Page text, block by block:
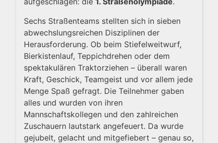
Sechs Straßenteams stellten sich in sieben
abwechslungsreichen Disziplinen der
Herausforderung. Ob beim Stiefelweitwurf,
Bierkistenlauf, Teppichdrehen oder dem
spektakulären Traktorziehen – überall waren
Kraft, Geschick, Teamgeist und vor allem jede
Menge Spaß gefragt. Die Teilnehmer gaben
alles und wurden von ihren
Mannschaftskollegen und den zahlreichen
Zuschauern lautstark angefeuert. Da wurde
gejubelt, gelacht und mitgefiebert – genau so,